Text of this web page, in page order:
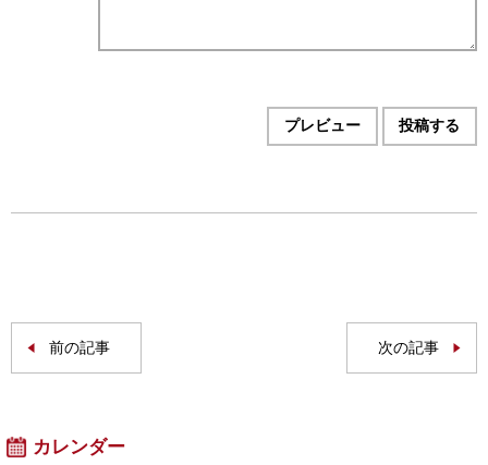
前の記事 次の記事
カレンダー